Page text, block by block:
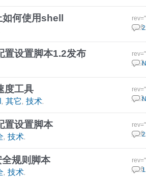
何使用shell
20 6
置设置脚本1.2发布
30 3
度工具
18 3
, 其它, 技术.
置设置脚本
29 6
, 技术.
规则脚本
29 6
, 技术.